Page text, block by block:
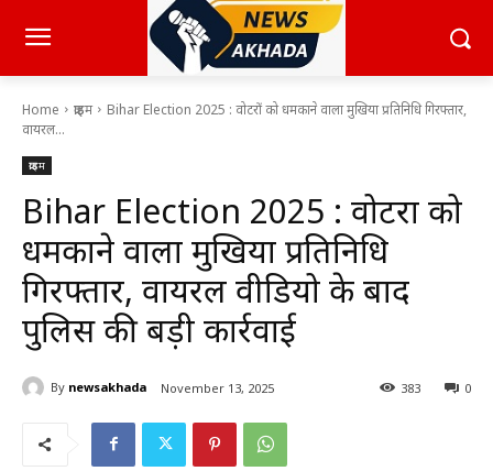
Home क्राइम
Bihar Election 2025 : वोटरों को धमकाने वाला मुखिया प्रतिनिधि गिरफ्तार,
वायरल...
क्राइम
Bihar Election 2025 : वोटरों को
धमकाने वाला मुखिया प्रतिनिधि
गिरफ्तार, वायरल वीडियो के बाद
पुलिस की बड़ी कार्रवाई
By newsakhada November 13, 2025 0
383